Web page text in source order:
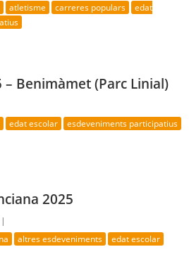
atletisme carreres populars
edat
Benimàmet (Parc Linial)
edat escolar esdeveniments participatius
2025
altres esdeveniments
edat escolar